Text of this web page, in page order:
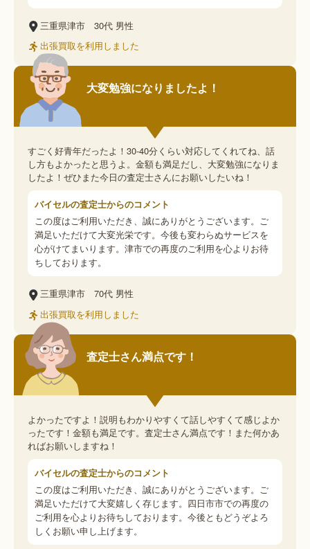
三重県津市 30代 男性
出張買取を利用しました
大変勉強になりましたよ！
すごく好青年だったよ！30-40分くらい対応してくれてね、話
し方もよかったと思うよ。金額も満足だし、大変勉強になりま
したよ！ぜひまた今日の査定士さんにお願いしたいね！
バイセルの査定士からのコメント
この度はご利用いただき、誠にありがとうございます。ご
満足いただけて大変光栄です。今後も変わらぬサービスを
心がけてまいります。津市での再度のご利用を心よりお待
ちしております。
三重県津市 70代 男性
出張買取を利用しました
査定士さん満点です！
よかったですよ！説明もわかりやすくて話しやすくて感じよか
ったです！金額も満足です。査定士さん満点です！また何かあ
ればお願いしますね！
バイセルの査定士からのコメント
この度はご利用いただき、誠にありがとうございます。ご
満足いただけて大変嬉しく存じます。四日市市での再度の
ご利用を心よりお待ちしております。今後ともどうぞよろ
しくお願い申し上げます。